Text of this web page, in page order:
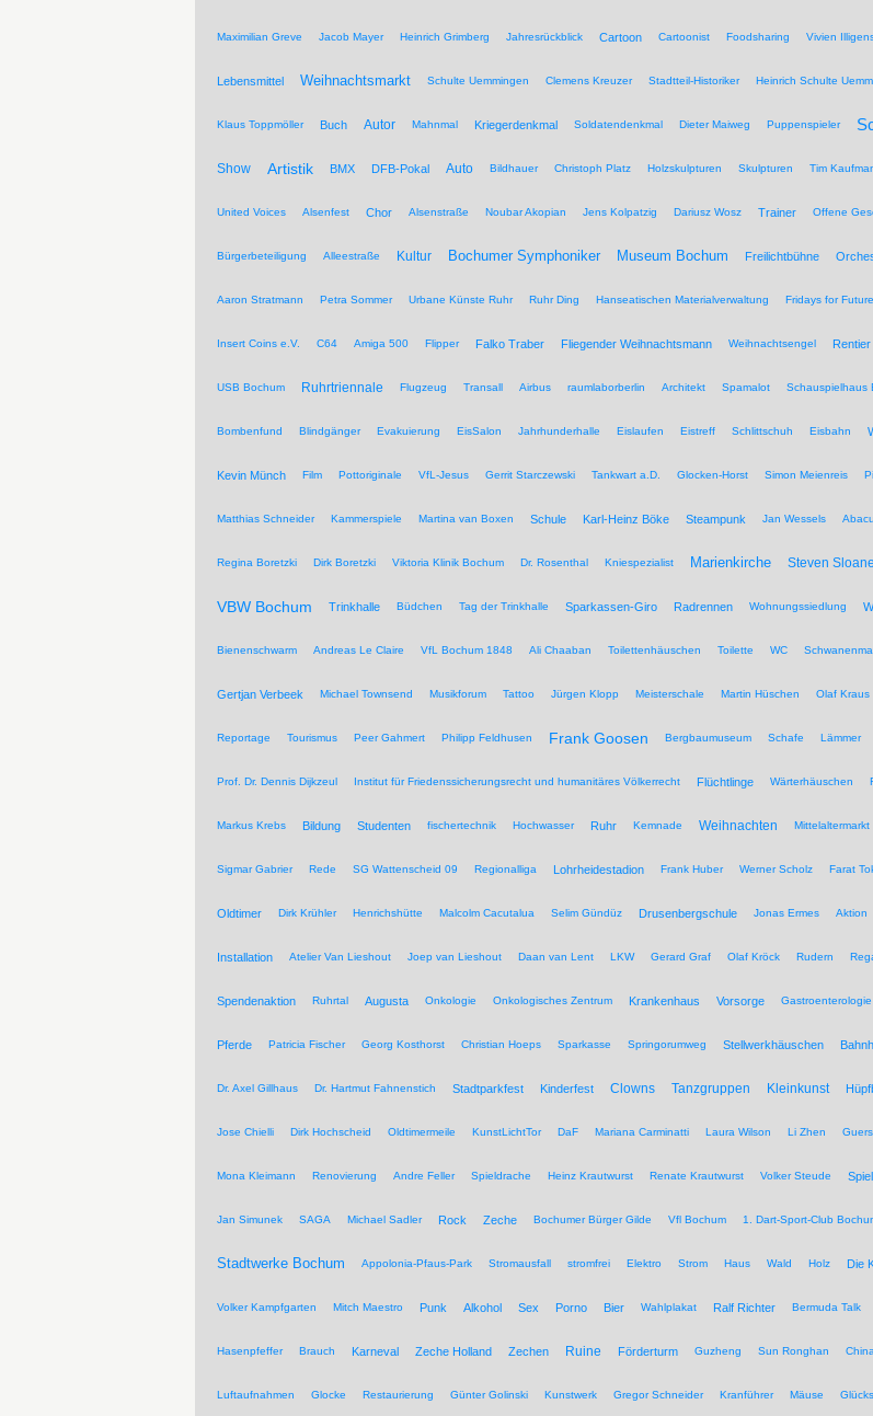
Maximilian Greve Jacob Mayer Heinrich Grimberg Jahresrückblick Cartoon Cartoonist Foodsharing Vivien
Lebensmittel Weihnachtsmarkt Schulte Uemmingen Clemens Kreuzer Stadtteil-Historiker Heinrich Schulte
Klaus Toppmöller Buch Autor Mahnmal Kriegerdenkmal Soldatendenkmal Dieter Maiweg Puppenspieler
Show Artistik BMX DFB-Pokal Auto Bildhauer Christoph Platz Holzskulpturen Skulpturen Tim
United Voices Alsenfest Chor Alsenstraße Noubar Akopian Jens Kolpatzig Dariusz Wosz Trainer Offene
Bürgerbeteiligung Alleestraße Kultur Bochumer Symphoniker Museum Bochum Freilichtbühne
Aaron Stratmann Petra Sommer Urbane Künste Ruhr Ruhr Ding Hanseatischen Materialverwaltung Fridays for Future
Insert Coins e.V. C64 Amiga 500 Flipper Falko Traber Fliegender Weihnachtsmann Weihnachtsengel Rentier
USB Bochum Ruhrtriennale Flugzeug Transall Airbus raumlaborberlin Architekt Spamalot Schauspielhaus
Bombenfund Blindgänger Evakuierung EisSalon Jahrhunderhalle Eislaufen Eistreff Schlittschuh Eisbahn
Kevin Münch Film Pottoriginale VfL-Jesus Gerrit Starczewski Tankwart a.D. Glocken-Horst Simon Meienreis
Matthias Schneider Kammerspiele Martina van Boxen Schule Karl-Heinz Böke Steampunk Jan Wessels
Regina Boretzki Dirk Boretzki Viktoria Klinik Bochum Dr. Rosenthal Kniespezialist Marienkirche Steven Sloane
VBW Bochum Trinkhalle Büdchen Tag der Trinkhalle Sparkassen-Giro Radrennen Wohnungssiedlung
Bienenschwarm Andreas Le Claire VfL Bochum 1848 Ali Chaaban Toilettenhäuschen Toilette WC
Gertjan Verbeek Michael Townsend Musikforum Tattoo Jürgen Klopp Meisterschale Martin Hüschen Olaf Kraus
Reportage Tourismus Peer Gahmert Philipp Feldhusen Frank Goosen Bergbaumuseum Schafe Lämmer
Prof. Dr. Dennis Dijkzeul Institut für Friedenssicherungsrecht und humanitäres Völkerrecht Flüchtlinge Wärterhäuschen
Markus Krebs Bildung Studenten fischertechnik Hochwasser Ruhr Kemnade Weihnachten Mittelaltermarkt
Sigmar Gabrier Rede SG Wattenscheid 09 Regionalliga Lohrheidestadion Frank Huber Werner Scholz Farat
Oldtimer Dirk Krühler Henrichshütte Malcolm Cacutalua Selim Gündüz Drusenbergschule Jonas Ermes Aktion
Installation Atelier Van Lieshout Joep van Lieshout Daan van Lent LKW Gerard Graf Olaf Kröck Rudern
Spendenaktion Ruhrtal Augusta Onkologie Onkologisches Zentrum Krankenhaus Vorsorge Gastroenterologie
Pferde Patricia Fischer Georg Kosthorst Christian Hoeps Sparkasse Springorumweg Stellwerkhäuschen
Dr. Axel Gillhaus Dr. Hartmut Fahnenstich Stadtparkfest Kinderfest Clowns Tanzgruppen Kleinkunst
Jose Chielli Dirk Hochscheid Oldtimermeile KunstLichtTor DaF Mariana Carminatti Laura Wilson Li Zhen
Mona Kleimann Renovierung Andre Feller Spieldrache Heinz Krautwurst Renate Krautwurst Volker Steude
Jan Simunek SAGA Michael Sadler Rock Zeche Bochumer Bürger Gilde Vfl Bochum 1. Dart-Sport-Club
Stadtwerke Bochum Appolonia-Pfaus-Park Stromausfall stromfrei Elektro Strom Haus Wald Holz Die
Volker Kampfgarten Mitch Maestro Punk Alkohol Sex Porno Bier Wahlplakat Ralf Richter Bermuda Talk
Hasenpfeffer Brauch Karneval Zeche Holland Zechen Ruine Förderturm Guzheng Sun Ronghan China
Luftaufnahmen Glocke Restaurierung Günter Golinski Kunstwerk Gregor Schneider Kranführer Mäuse